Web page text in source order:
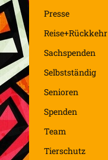
Presse
Reise+Rückkehr
Sachspenden
Selbstständig
Senioren
Spenden
Team
Tierschutz